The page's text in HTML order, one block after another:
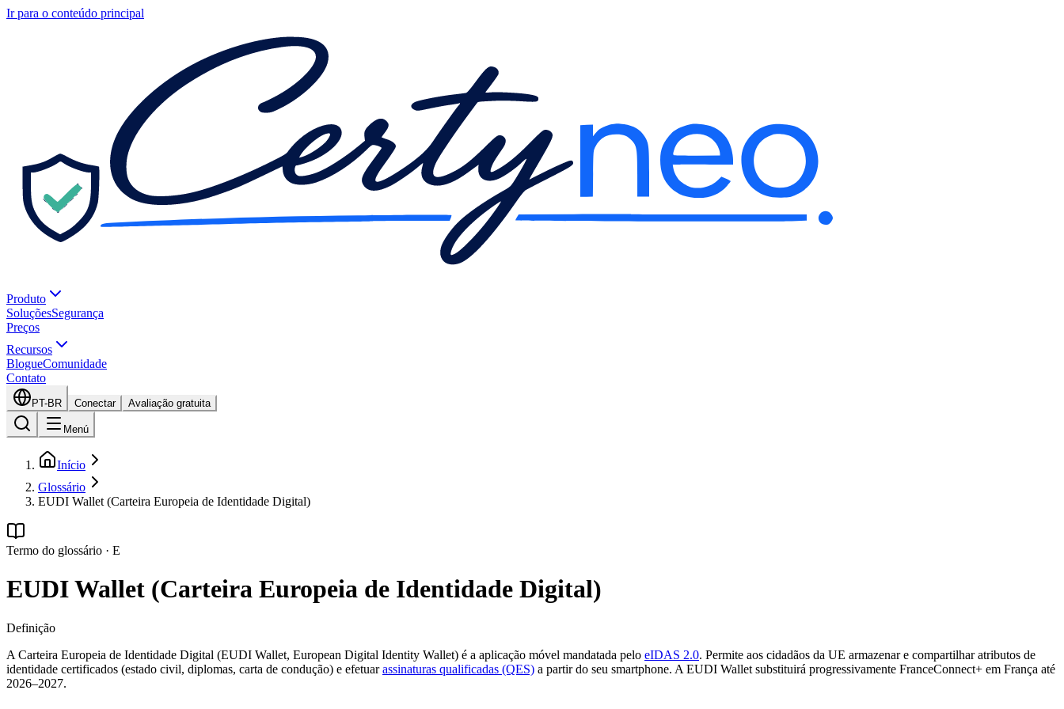
Ir para o conteúdo principal
Produto
SoluçõesSegurança
Preços
Recursos
BlogueComunidade
Contato
PT-BR Conectar Avaliação gratuita
Menú
Início
Glossário
EUDI Wallet (Carteira Europeia de Identidade Digital)
Termo do glossário · E
EUDI Wallet (Carteira Europeia de Identidade Digital)
Definição
A Carteira Europeia de Identidade Digital (EUDI Wallet, European Digital Identity Wallet) é a aplicação móvel mandatada pelo eIDAS 2.0. Permite aos cidadãos da UE armazenar e compartilhar atributos de
identidade certificados (estado civil, diplomas, carta de condução) e efetuarassinaturas qualificadas (QES) a partir do seu smartphone. A EUDI Wallet substituirá progressivamente FranceConnect+ em França até
2026–2027.